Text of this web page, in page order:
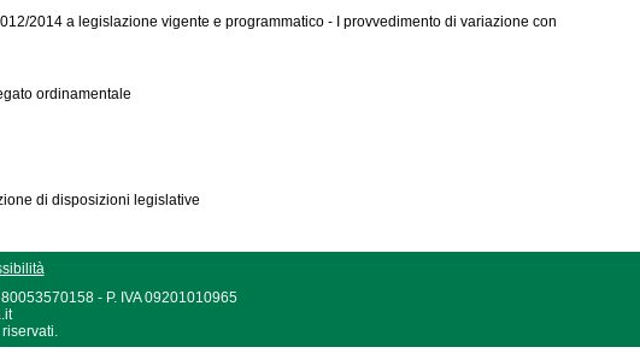
2014 a legislazione vigente e programmatico - I provvedimento di variazione con
ordinamentale
di disposizioni legislative
- P. IVA 09201010965